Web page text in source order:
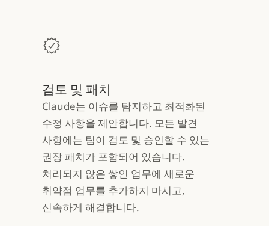
검토 및 패치
Claude는 이슈를 탐지하고 최적화된
수정 사항을 제안합니다. 모든 발견
사항에는 팀이 검토 및 승인할 수 있는
권장 패치가 포함되어 있습니다.
처리되지 않은 쌓인 업무에 새로운
취약점 업무를 추가하지 마시고,
신속하게 해결합니다.